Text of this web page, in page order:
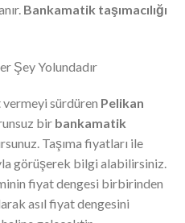
Bankamatik taşımacılığı
Şey Yolundadır
sürdüren Pelikan
bir bankamatik
Taşıma fiyatları ile
görüşerek bilgi alabilirsiniz.
fiyat dengesi birbirinden
asıl fiyat dengesini